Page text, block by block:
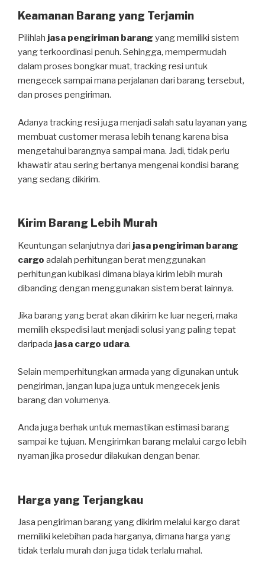
Keamanan Barang yang Terjamin
Pilihlah jasa pengiriman barang yang memiliki sistem
yang terkoordinasi penuh. Sehingga, mempermudah
dalam proses bongkar muat, tracking resi untuk
mengecek sampai mana perjalanan dari barang tersebut,
dan proses pengiriman.
Adanya tracking resi juga menjadi salah satu layanan yang
membuat customer merasa lebih tenang karena bisa
mengetahui barangnya sampai mana. Jadi, tidak perlu
khawatir atau sering bertanya mengenai kondisi barang
yang sedang dikirim.
Kirim Barang Lebih Murah
Keuntungan selanjutnya dari jasa pengiriman barang
cargo adalah perhitungan berat menggunakan
perhitungan kubikasi dimana biaya kirim lebih murah
dibanding dengan menggunakan sistem berat lainnya.
Jika barang yang berat akan dikirim ke luar negeri, maka
memilih ekspedisi laut menjadi solusi yang paling tepat
daripada jasa cargo udara.
Selain memperhitungkan armada yang digunakan untuk
pengiriman, jangan lupa juga untuk mengecek jenis
barang dan volumenya.
Anda juga berhak untuk memastikan estimasi barang
sampai ke tujuan. Mengirimkan barang melalui cargo lebih
nyaman jika prosedur dilakukan dengan benar.
Harga yang Terjangkau
Jasa pengiriman barang yang dikirim melalui kargo darat
memiliki kelebihan pada harganya, dimana harga yang
tidak terlalu murah dan juga tidak terlalu mahal.